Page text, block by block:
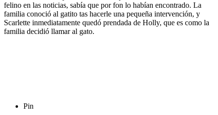
felino en las noticias, sabía que por fon lo habían encontrado. La
familia conoció al gatito tas hacerle una pequeña intervención, y
Scarlette inmediatamente quedó prendada de Holly, que es como la
familia decidió llamar al gato.
Pin